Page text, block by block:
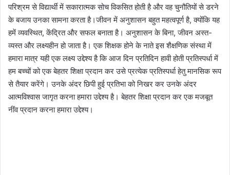
परिश्रम से विद्यार्थी में सकारात्मक सोच विकसित होती है और वह चुनौतियों से डरने
के बजाय उनका सामना करता है।जीवन में अनुशासन बहुत महत्वपूर्ण है, क्योंकि यह
हमें व्यवस्थित, केंद्रित और सफल बनाता है। अनुशासन के बिना, जीवन अस्त-
व्यस्त और लक्ष्यहीन हो जाता है। एक शिक्षक होने के नाते इस शैक्षणिक संस्था में
हमारा मात्र यही एक लक्ष्य उद्देश्य है कि आज दिन प्रतिदिन हावी होती प्रतिस्पर्धा में
हम बच्चों को एक बेहतर शिक्षा प्रदान कर उसे प्रत्येक प्रतिस्पर्धा हेतु मानसिक रूप
से तैयार करेंगे। उनके अंदर छिपी हुई प्रतिभा को निखर कर उनके अंदर
आत्मविश्वास जागृत करना हमारा उद्देश्य है। बेहतर शिक्षा प्रदान कर एक मजबूत
नींव प्रदान करना हमारा उद्देश्य।